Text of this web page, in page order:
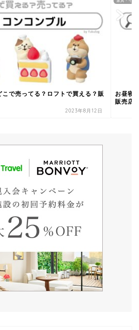
こで売ってる？ロフトで買える？販
2023年8月12日
お昼寝
販売店